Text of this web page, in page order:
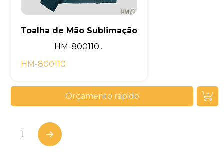
Toalha de Mão Sublimação
HM-800110...
HM-800110
Orçamento rápido
1 Next